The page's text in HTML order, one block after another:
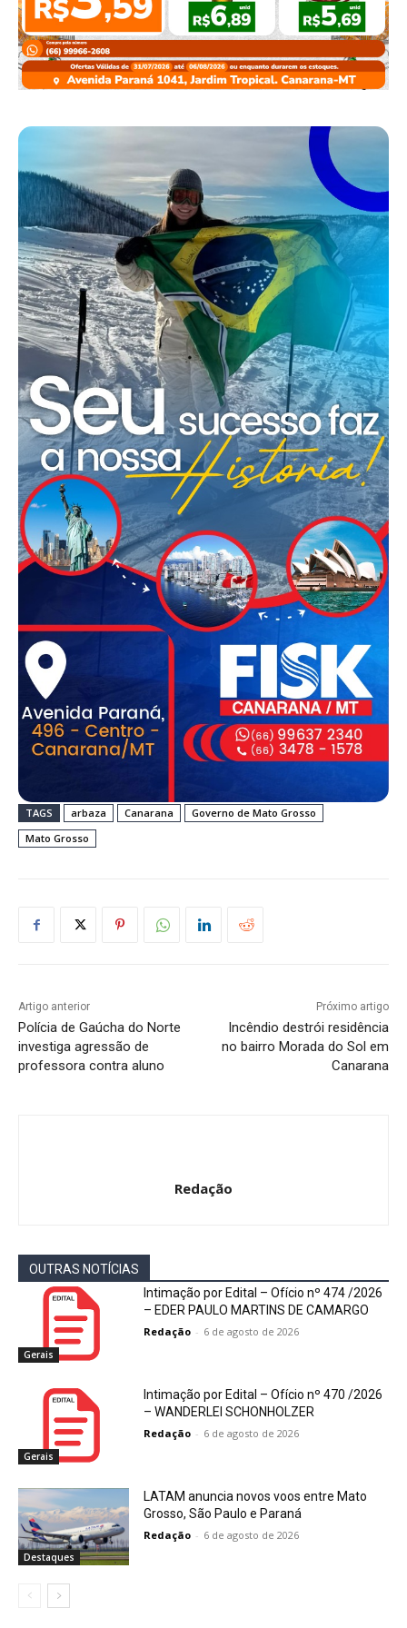
TAGS arbaza Canarana
Governo de Mato Grosso
Mato Grosso
Artigo anterior
Polícia de Gaúcha do Norte
investiga agressão de
professora contra aluno
Próximo artigo
Incêndio destrói residência
no bairro Morada do Sol em
Canarana
Redação
OUTRAS NOTÍCIAS
Gerais
Intimação por Edital – Ofício nº 474 /2026
– EDER PAULO MARTINS DE CAMARGO
Redação - 6 de agosto de 2026
Gerais
Intimação por Edital – Ofício nº 470 /2026
– WANDERLEI SCHONHOLZER
Redação - 6 de agosto de 2026
Destaques
LATAM anuncia novos voos entre Mato
Grosso, São Paulo e Paraná
Redação - 6 de agosto de 2026